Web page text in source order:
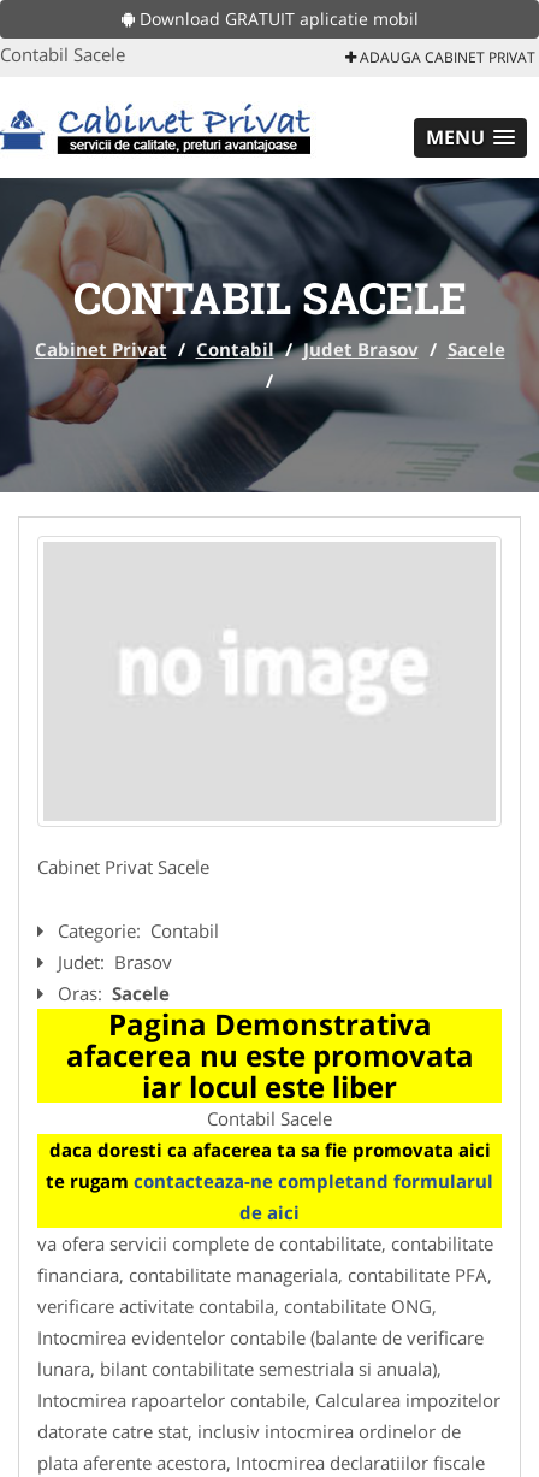
Download GRATUIT aplicatie mobil
Contabil Sacele ADAUGA CABINET PRIVAT
MENU
CONTABIL SACELE
Cabinet Privat / Contabil / Judet Brasov / Sacele
/
Cabinet Privat Sacele
Categorie: Contabil
Judet: Brasov
Oras: Sacele
Pagina Demonstrativa
afacerea nu este promovata
iar locul este liber
Contabil Sacele
daca doresti ca afacerea ta sa fie promovata aici
te rugam contacteaza-ne completand formularul
de aici
va ofera servicii complete de contabilitate, contabilitate
financiara, contabilitate manageriala, contabilitate PFA,
verificare activitate contabila, contabilitate ONG,
Intocmirea evidentelor contabile (balante de verificare
lunara, bilant contabilitate semestriala si anuala),
Intocmirea rapoartelor contabile, Calcularea impozitelor
datorate catre stat, inclusiv intocmirea ordinelor de
plata aferente acestora, Intocmirea declaratiilor fiscale